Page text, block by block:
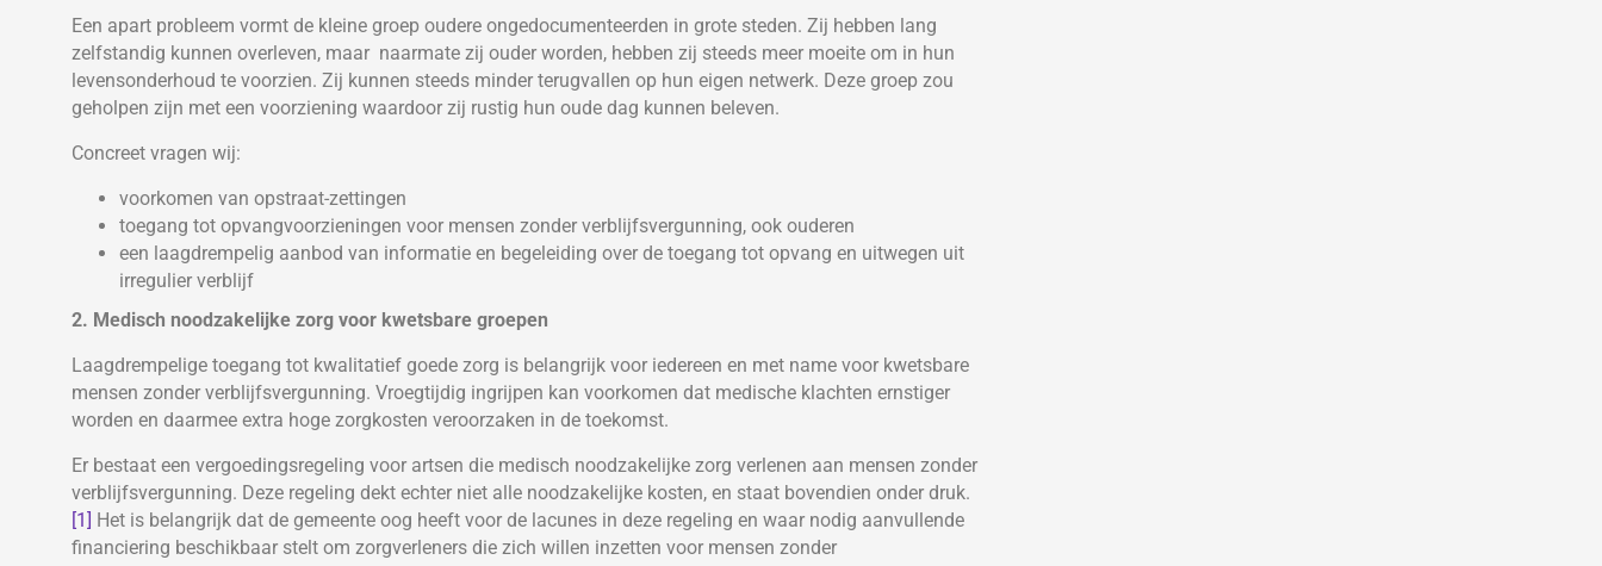
Een apart probleem vormt de kleine groep oudere ongedocumenteerden in grote steden. Zij hebben lang
zelfstandig kunnen overleven, maar naarmate zij ouder worden, hebben zij steeds meer moeite om in hun
levensonderhoud te voorzien. Zij kunnen steeds minder terugvallen op hun eigen netwerk. Deze groep zou
geholpen zijn met een voorziening waardoor zij rustig hun oude dag kunnen beleven.
Concreet vragen wij:
voorkomen van opstraat-zettingen
toegang tot opvangvoorzieningen voor mensen zonder verblijfsvergunning, ook ouderen
een laagdrempelig aanbod van informatie en begeleiding over de toegang tot opvang en uitwegen uit
irregulier verblijf
2. Medisch noodzakelijke zorg voor kwetsbare groepen
Laagdrempelige toegang tot kwalitatief goede zorg is belangrijk voor iedereen en met name voor kwetsbare
mensen zonder verblijfsvergunning. Vroegtijdig ingrijpen kan voorkomen dat medische klachten ernstiger
worden en daarmee extra hoge zorgkosten veroorzaken in de toekomst.
Er bestaat een vergoedingsregeling voor artsen die medisch noodzakelijke zorg verlenen aan mensen zonder
verblijfsvergunning. Deze regeling dekt echter niet alle noodzakelijke kosten, en staat bovendien onder druk.
[1] Het is belangrijk dat de gemeente oog heeft voor de lacunes in deze regeling en waar nodig aanvullende
financiering beschikbaar stelt om zorgverleners die zich willen inzetten voor mensen zonder